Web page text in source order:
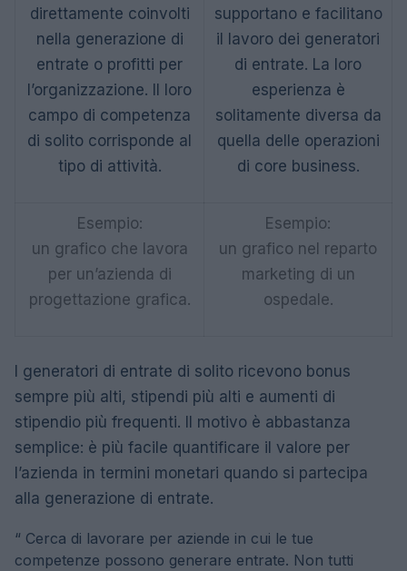
direttamente coinvolti
nella generazione di
entrate o profitti per
l’organizzazione. Il loro
campo di competenza
di solito corrisponde al
tipo di attività.
supportano e facilitano
il lavoro dei generatori
di entrate. La loro
esperienza è
solitamente diversa da
quella delle operazioni
di core business.
Esempio:
un grafico che lavora
per un’azienda di
progettazione grafica.
Esempio:
un grafico nel reparto
marketing di un
ospedale.
I generatori di entrate di solito ricevono bonus
sempre più alti, stipendi più alti e aumenti di
stipendio più frequenti. Il motivo è abbastanza
semplice: è più facile quantificare il valore per
l’azienda in termini monetari quando si partecipa
alla generazione di entrate.
“ Cerca di lavorare per aziende in cui le tue
competenze possono generare entrate. Non tutti